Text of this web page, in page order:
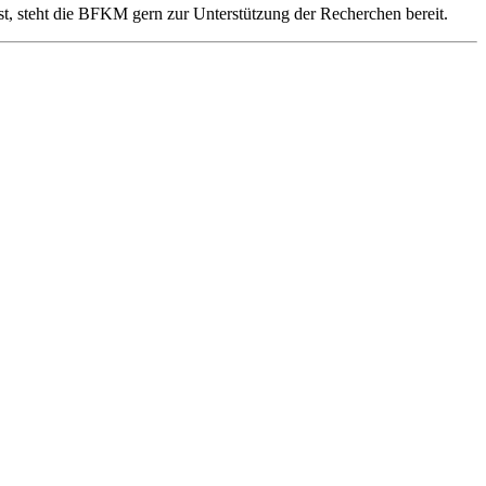
steht die BFKM gern zur Unterstützung der Recherchen bereit.